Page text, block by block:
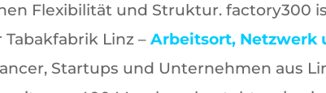
Flexibilität und Struktur. factory300
Linz – Arbeitsort, Netzwerk
Startups und Unternehmen aus